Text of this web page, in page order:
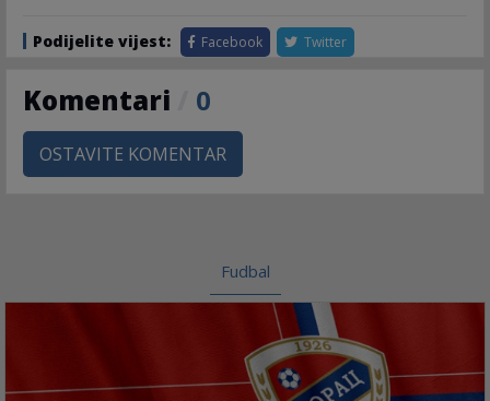
Podijelite vijest: Facebook Twitter
Komentari 0
OSTAVITE KOMENTAR
Fudbal